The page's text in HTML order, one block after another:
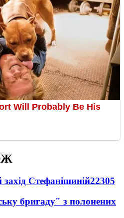
Стефанішиній22305
бригаду" з полонених